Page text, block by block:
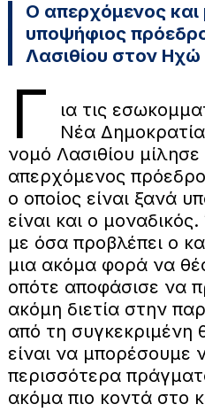
Ο απερχόμενος και
υποψήφιος
Λασιθίου στον Ηχώ
Γ
ια τις
Νέα
νομό Λασιθίου
απερχόμενος
ο οποίος είναι ξανά
είναι και ο
με όσα προβλέπει ο
μια ακόμα φορά να
οπότε αποφάσισε να
ακόμη διετία στην
από τη
είναι να μπορέσουμε
περισσότερα
ακόμα πιο κοντά στο